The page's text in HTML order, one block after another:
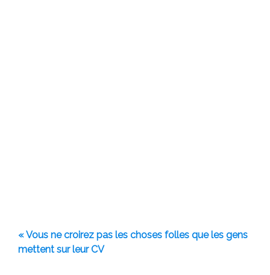
« Vous ne croirez pas les choses folles que les gens
mettent sur leur CV